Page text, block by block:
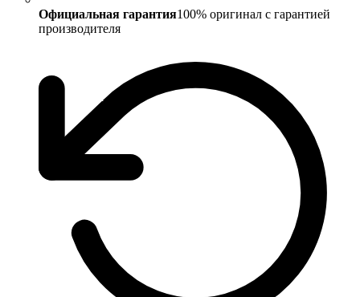
Официальная гарантия100% оригинал с гарантией
производителя